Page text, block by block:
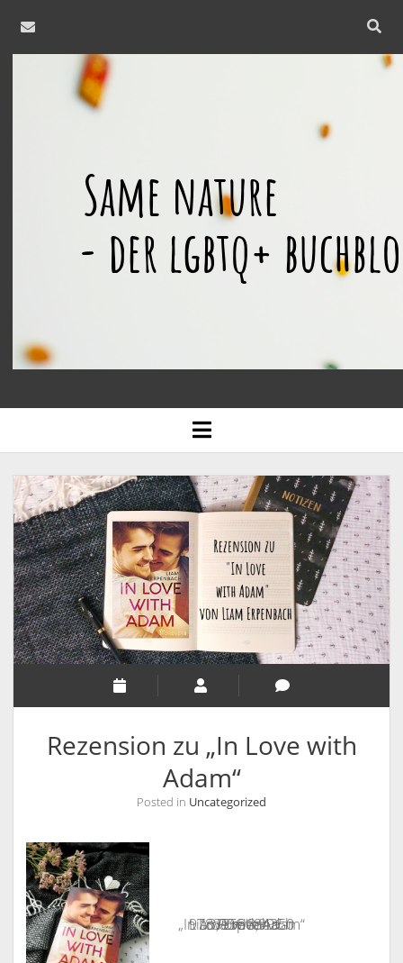
email
Open
bar
same
nature
open
menu
Rezension zu „In Love with
Adam“
Posted in Uncategorized
Liam Erpenbach
„In Love with Adam“
Forever
9783958184350
13,00€/3,99€